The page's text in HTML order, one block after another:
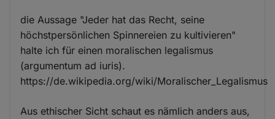
die Aussage "Jeder hat das Recht, seine
höchstpersönlichen Spinnereien zu kultivieren"
halte ich für einen moralischen legalismus
(argumentum ad iuris).
https://de.wikipedia.org/wiki/Moralischer_Legalismus
Aus ethischer Sicht schaut es nämlich anders aus,